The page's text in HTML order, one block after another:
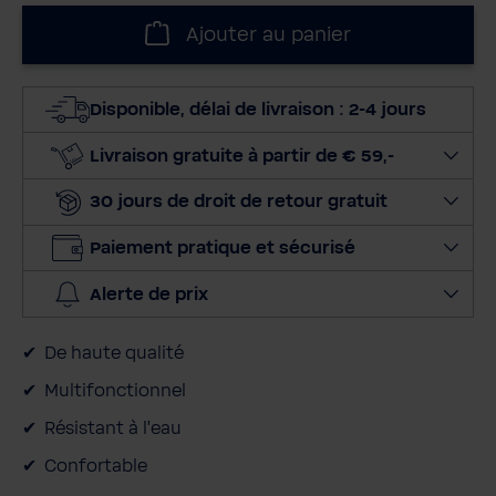
c
o
n
r
Ajouter au panier
Disponible, délai de livraison : 2-4 jours
Livraison gratuite à partir de € 59,-
30 jours de droit de retour gratuit
Paiement pratique et sécurisé
Alerte de prix
De haute qualité
Multifonctionnel
Résistant à l'eau
Confortable